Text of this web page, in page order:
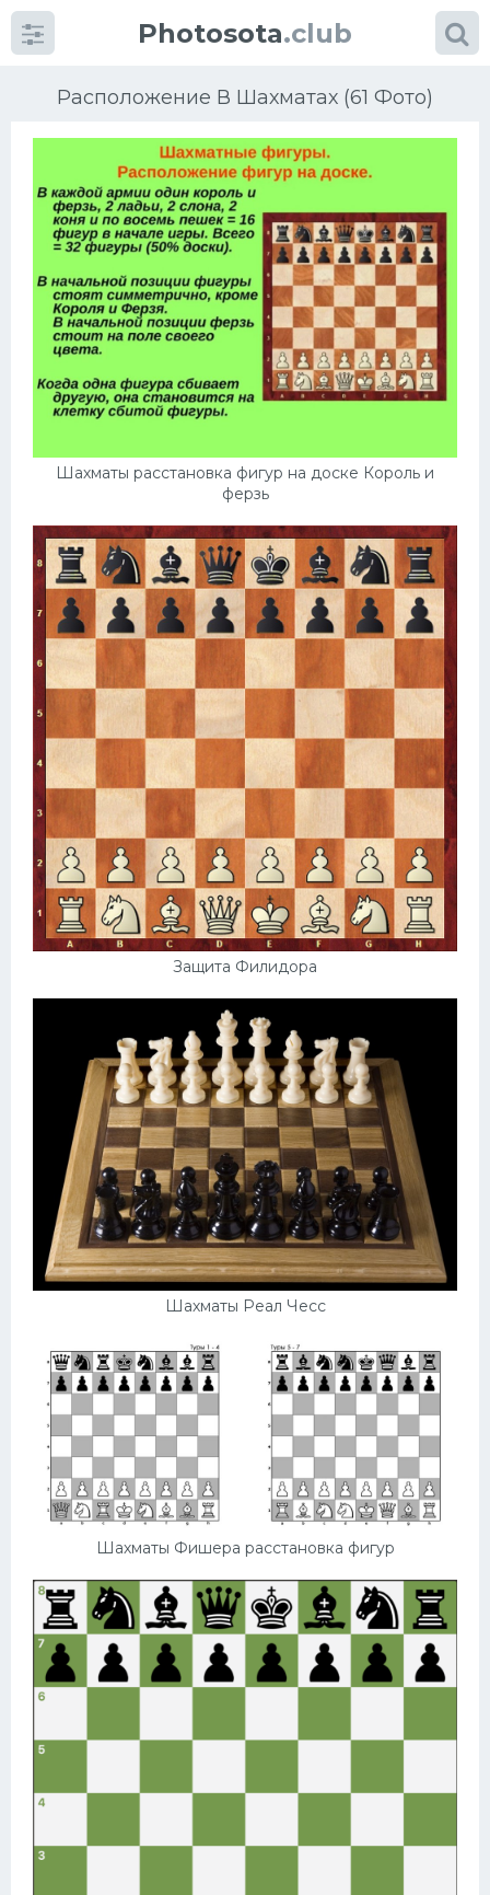
Photosota.club
Расположение В Шахматах (61 Фото)
Шахматы расстановка фигур на доске Король и
ферзь
Защита Филидора
Шахматы Реал Чесс
Шахматы Фишера расстановка фигур
КатегорииФото
Еще картинки...
Баскетбол
Конькобежный спорт
Тренажеры
Интерьер квартиры